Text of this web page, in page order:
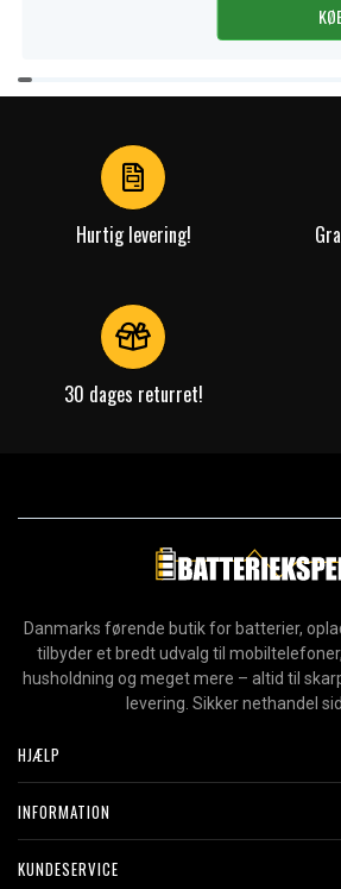
Item
1
Hurtig levering!
30 dages returret!
Danmarks førende butik for batterier,
tilbyder et bredt udvalg til
husholdning og meget mere – altid til
levering. Sikker nethandel
HJÆLP
INFORMATION
KUNDESERVICE